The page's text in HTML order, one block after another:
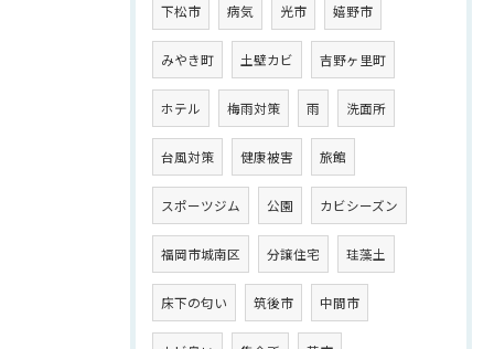
下松市 病気 光市 嬉野市
みやき町 土壁カビ 吉野ヶ里町
ホテル 梅雨対策 雨 洗面所
台風対策 健康被害 旅館
スポーツジム 公園 カビシーズン
福岡市城南区 分譲住宅 珪藻土
床下の匂い 筑後市 中間市